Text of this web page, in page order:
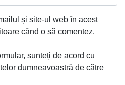
și site-ul web în acest
când o să comentez.
sunteți de acord cu
dumneavoastră de către